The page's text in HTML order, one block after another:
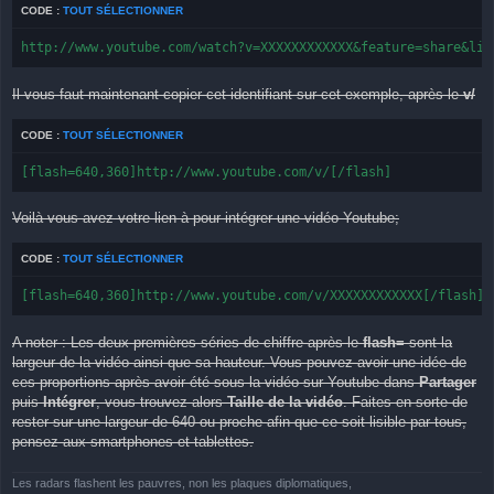
CODE : TOUT SÉLECTIONNER
http://www.youtube.com/
Il vous faut maintenant copier cet identifiant sur cet exemple, après lev/
CODE : TOUT SÉLECTIONNER
[flash=640,360]http://www.youtube.com/v/[/flash]
Voilà vous avez votre lien à pour intégrer une vidéo Youtube;
CODE : TOUT SÉLECTIONNER
[flash=640,360]http://www.youtube.com/v/XXXXXXXXXXXX[/flash]
A noter : Les deux premières séries de chiffre après leflash=sont la
largeur de la vidéo ainsi que sa hauteur. Vous pouvez avoir une idée de
ces proportions après avoir été sous la vidéo sur Youtube dansPartager
puisIntégrer, vous trouvez alorsTaille de la vidéo. Faites en sorte de
rester sur une largeur de 640 ou proche afin que ce soit lisible par tous,
pensez aux smartphones et tablettes.
Les radars flashent les pauvres, non les plaques diplomatiques,